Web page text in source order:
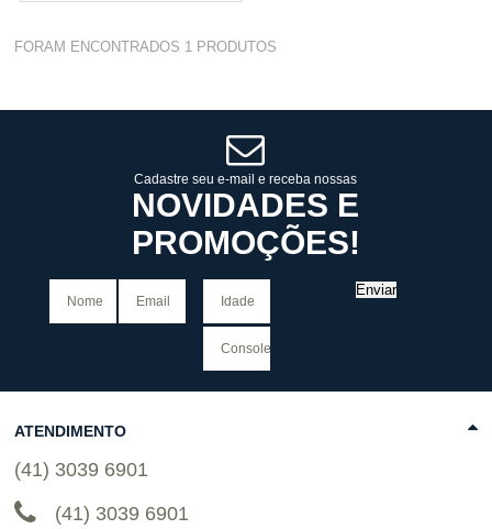
Varejo: R$ 4.050,70
10 x de R$ 255,09
FORAM ENCONTRADOS 1 PRODUTOS
Cadastre seu e-mail e receba nossas
NOVIDADES E
PROMOÇÕES!
Enviar
ATENDIMENTO
(41) 3039 6901
(41) 3039 6901